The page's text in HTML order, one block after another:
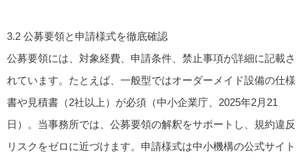
3.2 公募要領と申請様式を徹底確認
公募要領には、対象経費、申請条件、禁止事項が詳細に記載さ
れています。たとえば、一般型ではオーダーメイド設備の仕様
書や見積書（2社以上）が必須（中小企業庁、2025年2月21
日）。当事務所では、公募要領の解釈をサポートし、規約違反
リスクをゼロに近づけます。申請様式は中小機構の公式サイト